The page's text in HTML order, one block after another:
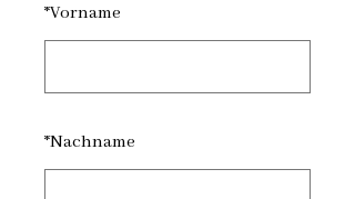
*Vorname
*Nachname